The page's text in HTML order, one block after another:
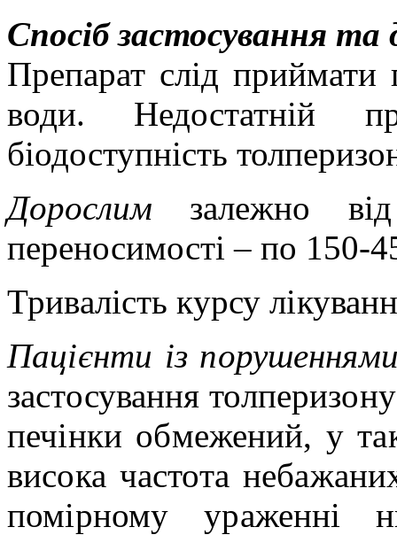
Спосіб застосування та
Препарат слід приймати
води. Недостатній
біодоступність
Дорослим залежно
переносимості – по 150-
Тривалість курсу
Пацієнти із
застосування
печінки обмежений, у
висока частота
помірному ураженні